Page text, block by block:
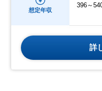
想定年収
396～
詳